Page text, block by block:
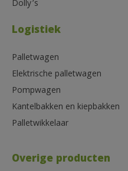
Dolly’s
Logistiek
Palletwagen
Elektrische palletwagen
Pompwagen
Kantelbakken en kiepbakken
Palletwikkelaar
Overige producten